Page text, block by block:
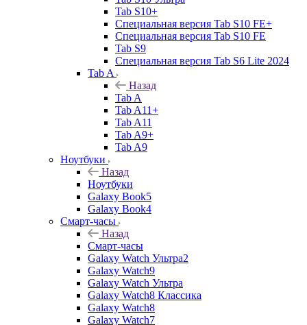
Tab S10+
Специальная версия Tab S10 FE+
Специальная версия Tab S10 FE
Tab S9
Специальная версия Tab S6 Lite 2024
Tab A
Назад
Tab A
Tab A11+
Tab A11
Tab A9+
Tab A9
Ноутбуки
Назад
Ноутбуки
Galaxy Book5
Galaxy Book4
Смарт-часы
Назад
Смарт-часы
Galaxy Watch Ультра2
Galaxy Watch9
Galaxy Watch Ультра
Galaxy Watch8 Классика
Galaxy Watch8
Galaxy Watch7